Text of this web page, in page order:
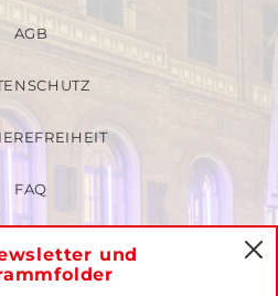
und
AGB
FAQ